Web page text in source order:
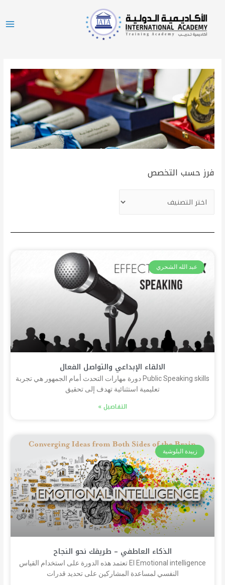
فرز حسب التخصص
عبد الله الشحري
الالقاء الإبداعي والتواصل الفعال
Public Speaking skills دورة مهارات التحدث أمام الجمهور هي تجربة
تعليمية استثنائية تهدف إلى تحقيق
التفاصيل »
زبيدة البلوشية
الذكاء العاطفي – طريقك نحو النجاح
EI Emotional intelligence تعتمد هذه الدورة على استخدام القياس
النفسي لمساعدة المشاركين على تحديد قدرات